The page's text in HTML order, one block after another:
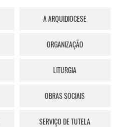
A ARQUIDIOCESE
ORGANIZAÇÃO
LITURGIA
OBRAS SOCIAIS
SERVIÇO DE TUTELA